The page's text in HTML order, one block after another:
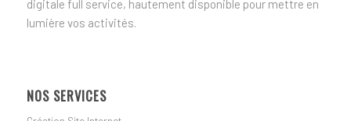
digitale full service, hautement disponible pour mettre en
lumière vos activités.
NOS SERVICES